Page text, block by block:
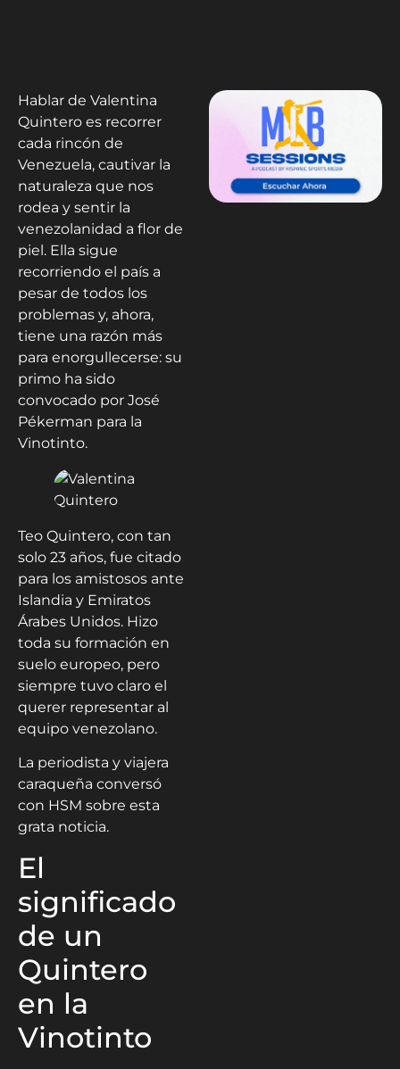
Hablar de Valentina
Quintero es recorrer
cada rincón de
Venezuela, cautivar la
naturaleza que nos
rodea y sentir la
venezolanidad a flor de
piel. Ella sigue
recorriendo el país a
pesar de todos los
problemas y, ahora,
tiene una razón más
para enorgullecerse: su
primo ha sido
convocado por José
Pékerman para la
Vinotinto.
Teo Quintero, con tan
solo 23 años, fue citado
para los amistosos ante
Islandia y Emiratos
Árabes Unidos. Hizo
toda su formación en
suelo europeo, pero
siempre tuvo claro el
querer representar al
equipo venezolano.
La periodista y viajera
caraqueña conversó
con HSM sobre esta
grata noticia.
El
significado
de un
Quintero
en la
Vinotinto